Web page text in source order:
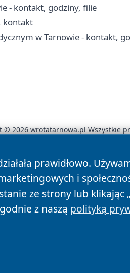
- kontakt, godziny, filie
kontakt
w Tarnowie - kontakt,
prawidłowo.
i
ze strony lub klikając
z naszą polityką
© 2026 wrotatarnowa.pl Wszystkie
Polityka Prywatności